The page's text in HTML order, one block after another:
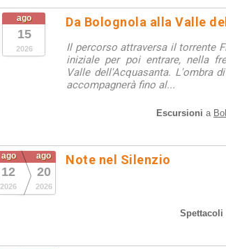
ago
15
2026
Da Bolognola alla Valle
Il percorso attraversa il torrente
iniziale per poi entrare, nella
Valle dell'Acquasanta. L'ombra
accompagnerà fino al...
Escursioni a
ago
12
2026
ago
20
2026
Note nel Silenzio
Spettacoli